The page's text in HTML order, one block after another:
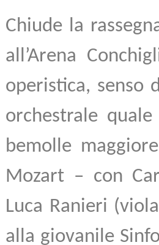
Chiude la
all’Arena
operistica, senso
orchestrale
bemolle
Mozart – con
Luca Ranieri
alla giovanile